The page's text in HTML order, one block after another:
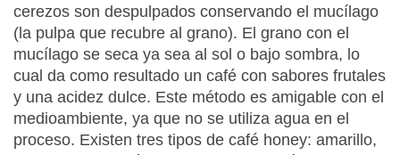
cerezos son despulpados conservando el mucílago
(la pulpa que recubre al grano). El grano con el
mucílago se seca ya sea al sol o bajo sombra, lo
cual da como resultado un café con sabores frutales
y una acidez dulce. Este método es amigable con el
medioambiente, ya que no se utiliza agua en el
proceso. Existen tres tipos de café honey: amarillo,